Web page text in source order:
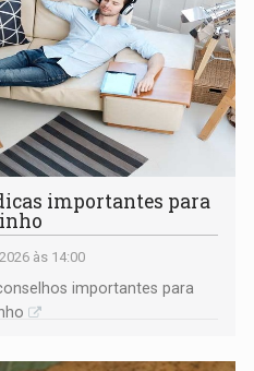
importantes para
às 14:00
importantes para